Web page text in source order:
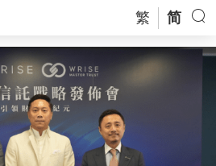
繁 简